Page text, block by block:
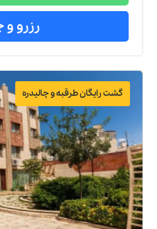
رزرو و
گشت رایگان طرقبه و چالیدره